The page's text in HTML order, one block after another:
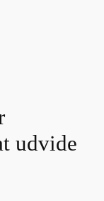
udvide